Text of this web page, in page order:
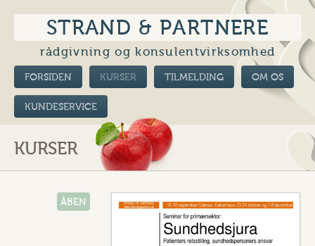
STRAND & PARTNERE
rådgivning og konsulentvirksomhed
FORSIDEN KURSER TILMELDING OM OS
KUNDESERVICE
KURSER
ÅBEN